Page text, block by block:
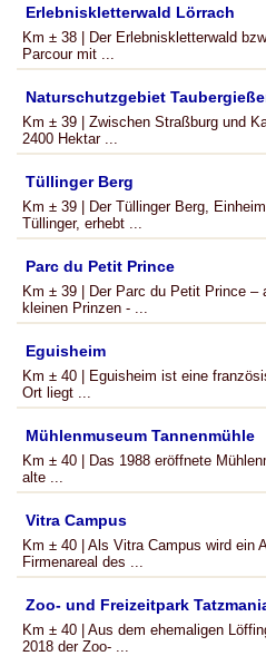
Erlebniskletterwald Lörrach
Km ± 38 | Der Erlebniskletterwald
Parcour mit ...
Naturschutzgebiet
Km ± 39 | Zwischen Straßburg und
2400 Hektar ...
Tüllinger Berg
Km ± 39 | Der Tüllinger Berg,
Tüllinger, erhebt ...
Parc du Petit Prince
Km ± 39 | Der Parc du Petit Prince –
kleinen Prinzen - ...
Eguisheim
Km ± 40 | Eguisheim ist eine
Ort liegt ...
Mühlenmuseum Tannenmühle
Km ± 40 | Das 1988 eröffnete
alte ...
Vitra Campus
Km ± 40 | Als Vitra Campus wird ein
Firmenareal des ...
Zoo- und Freizeitpark
Km ± 40 | Aus dem ehemaligen
2018 der Zoo- ...